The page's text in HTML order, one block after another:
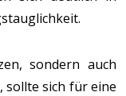
sondern auch
sollte sich für eine